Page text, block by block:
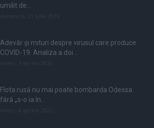
umilit de...
Adevăr și mituri despre virusul care produce
COVID-19. Analiza a doi...
Flota rusă nu mai poate bombarda Odessa
fără „s-o ia în...